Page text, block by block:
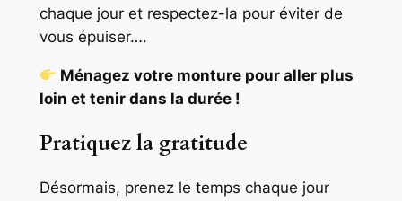
chaque jour et respectez-la pour éviter de
vous épuiser….
Ménagez votre monture pour aller plus
loin et tenir dans la durée !
Pratiquez la gratitude
Désormais, prenez le temps chaque jour